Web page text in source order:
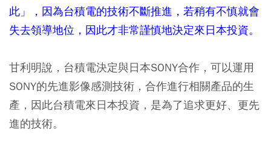
此」，因為台積電的技術不斷推進，若稍有不慎就會
失去領導地位，因此才非常謹慎地決定來日本投資。
甘利明說，台積電決定與日本SONY合作，可以運用
SONY的先進影像感測技術，合作進行相關產品的生
產，因此台積電來日本投資，是為了追求更好、更先
進的技術。